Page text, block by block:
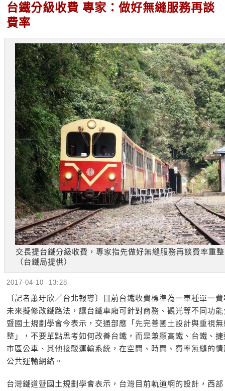
台鐵分級收費 專家：做好無縫服務再談
費率
交長提台鐵分級收費，專家指先做好無縫服務再談費率重
（台鐵局提供）
2017-04-10 13:28
〔記者蕭玗欣／台北報導〕目前台鐵收費標準為一車種單一
未來擬修改鐵路法，讓台鐵車廂可針對商務、觀光等不同功
暨國土規劃學會今表示，交通部應「先完善國土設計與重視
整」，不要單點思考如何改善台鐵，而是兼顧高鐵、台鐵、
市區公車、其他接駁運輸系統，在空間、時間、費率無縫的
公共運輸網絡。
台灣鐵道暨國土規劃學會表示，台灣目前軌道網的設計，西